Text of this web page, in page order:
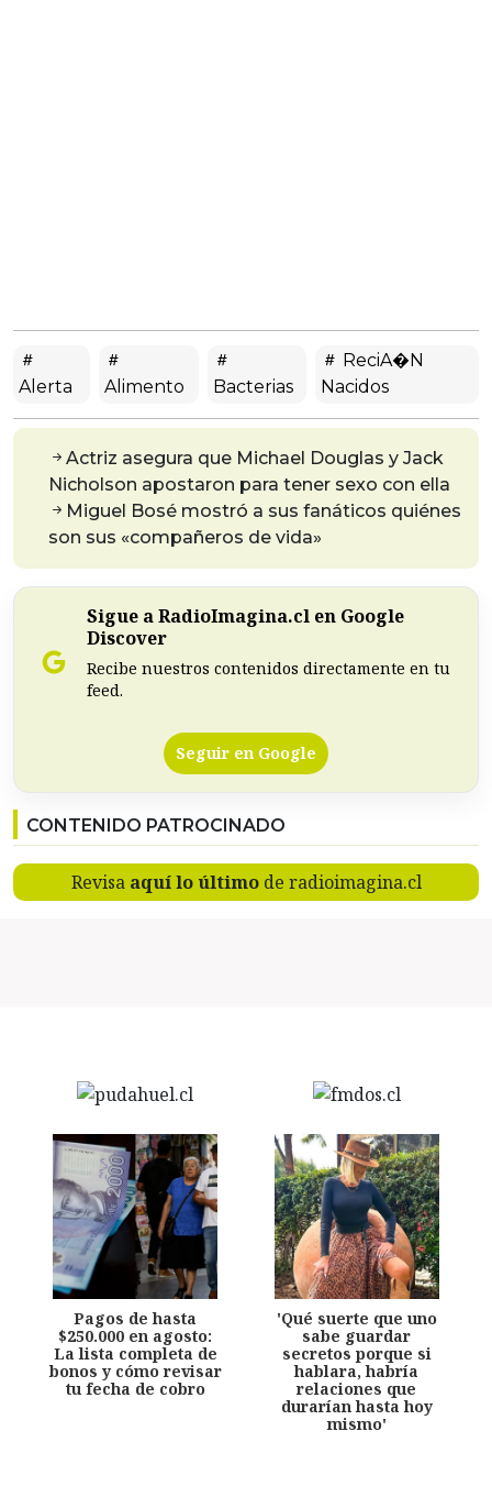
Alerta Alimento Bacterias
ReciA�n
Nacidos
Actriz asegura que Michael Douglas y Jack
Nicholson apostaron para tener sexo con ella
Miguel Bosé mostró a sus fanáticos quiénes
son sus «compañeros de vida»
Sigue a RadioImagina.cl en Google
Discover
Recibe nuestros contenidos directamente en tu
feed.
Seguir en Google
CONTENIDO PATROCINADO
Revisa aquí lo últimode radioimagina.cl
Pagos de hasta
$250.000 en agosto:
La lista completa de
bonos y cómo revisar
tu fecha de cobro
'Qué suerte que uno
sabe guardar
secretos porque si
hablara, habría
relaciones que
durarían hasta hoy
mismo'